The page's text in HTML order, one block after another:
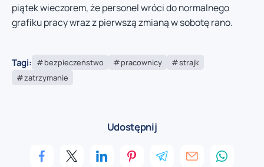
piątek wieczorem, że personel wróci do normalnego
grafiku pracy wraz z pierwszą zmianą w sobotę rano.
Tagi: bezpieczeństwo pracownicy
strajk
zatrzymanie
Udostępnij